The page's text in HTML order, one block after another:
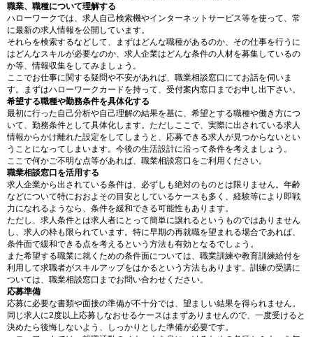
職業、職種について理解する
ハローワークでは、求人自己検索機やインターネットサービス等を使って、常
に最新の求人情報を公開しています。
それらを検索するなどして、まずはどんな職種があるのか、その仕事を行うに
はどんなスキルが必要なのか、求人企業はどんな条件の人材を募集しているの
か等、情報収集をしてみましょう。
ここでお仕事に関する疑問や不安があれば、職業相談窓口にてお話を伺いま
す。まずはハローワークカードを持って、受付案内窓口までお申し出下さい。
希望する職種や勤務条件を具体化する
最初に行った自己分析や自己理解の結果を基に、希望とする職種や働き方につ
いて、勤務条件として具体化します。ただしここで、実際に出されている求人
情報からかけ離れた設定をしてしまうと、応募できる求人が見つからないとい
うことになってしまいます。今後の生活設計に沿って条件を考えましょう。
ここで何かご不明な点等があれば、職業相談窓口をご利用ください。
職業相談窓口を活用する
求人企業から出されている条件は、必ずしも絶対のものとは限りません。年齢
などについて特におおよその目安としているケースも多く、経験等により即戦
力になれるようなら、条件を緩和できる可能性もあります。
ただし、求人条件とは求人者にとって簡単に譲れるというものではありません
し、求人の枠も限られています。特に早期の再就職を望まれる場合であれば、
条件面で緩和できる点を考えるという方法も有効となるでしょう。
また希望する職業に就くための条件面については、職業訓練や教育訓練給付を
利用して求職者がスキルアップをはかるという方法もあります。訓練の受講に
ついては、職業相談窓口までお問い合わせください。
応募準備
応募に必要な書類や面接の準備が不十分では、望ましい結果を得られません。
同じ求人に2度以上応募しなおせるケースはまずありませんので、一度受けると
決めたら後悔しないよう、しっかりとした準備が必要です。